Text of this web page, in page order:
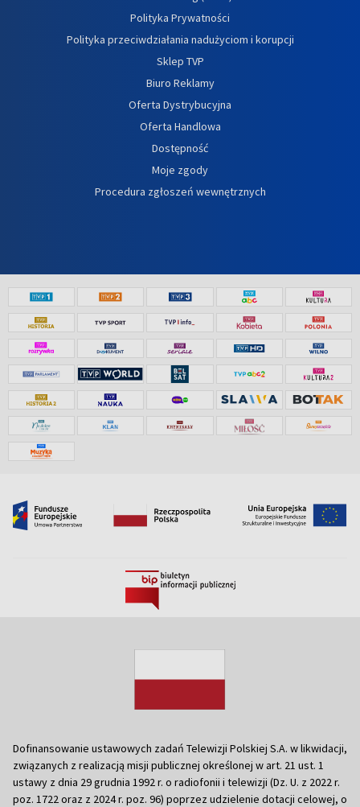
Polityka Prywatności
Polityka przeciwdziałania nadużyciom i korupcji
Sklep TVP
Biuro Reklamy
Oferta Dystrybucyjna
Oferta Handlowa
Dostępność
Moje zgody
Procedura zgłoszeń wewnętrznych
Dofinansowanie ustawowych zadań Telewizji Polskiej S.A. w likwidacji,
związanych z realizacją misji publicznej określonej w art. 21 ust. 1
ustawy z dnia 29 grudnia 1992 r. o radiofonii i telewizji (Dz. U. z 2022 r.
poz. 1722 oraz z 2024 r. poz. 96) poprzez udzielenie dotacji celowej, o